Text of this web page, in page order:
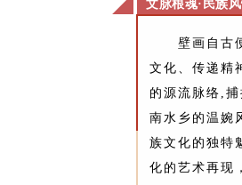
文脉根魂·民族
壁画自古
文化、传递精
的源流脉络,
南水乡的温婉
族文化的独特
化的艺术再现